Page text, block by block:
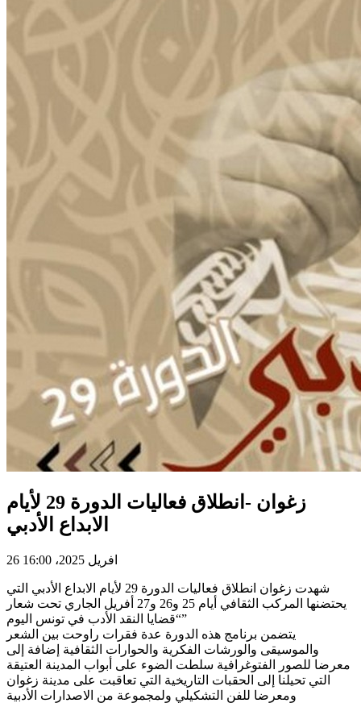
زغوان -انطلاق فعاليات الدورة 29 لأيام
الابداع الأدبي
26 افريل 2025، 16:00
شهدت زغوان انطلاق فعاليات الدورة 29 لأيام الابداع الأدبي التي
يحتضنها المركب الثقافي أيام 25 و26 و27 أفريل الجاري تحت شعار
“قضايا النقد الأدب في تونس اليوم”
يتضمن برنامج هذه الدورة عدة فقرات راوحت بين الشعر
والموسيقى والورشات الفكرية والحوارات الثقافية إضافة إلى
معرضا للصور الفتوغرافية سلطت الضوء على أبواب المدينة العتيقة
التي تحيلنا إلى الحقبات التاريخية التي تعاقبت على مدينة زغوان
ومعرضا للفن التشكيلي ولمجموعة من الاصدارات الأدبية